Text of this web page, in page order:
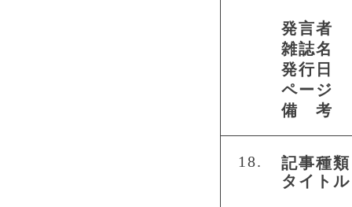
発言者
雑誌名
発行日
ページ
備 考
18.
記事種類
タイトル